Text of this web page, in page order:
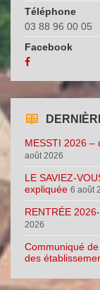
Téléphone
03 88 96 00 05
Facebook
MESSTI 2026 –
août 2026
LE SAVIEZ-
expliquée 6 août
RENTRÉE
2026
Communiqué
des